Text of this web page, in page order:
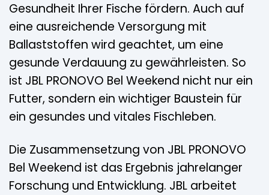
Gesundheit Ihrer Fische fördern. Auch auf
eine ausreichende Versorgung mit
Ballaststoffen wird geachtet, um eine
gesunde Verdauung zu gewährleisten. So
ist JBL PRONOVO Bel Weekend nicht nur ein
Futter, sondern ein wichtiger Baustein für
ein gesundes und vitales Fischleben.
Die Zusammensetzung von JBL PRONOVO
Bel Weekend ist das Ergebnis jahrelanger
Forschung und Entwicklung. JBL arbeitet